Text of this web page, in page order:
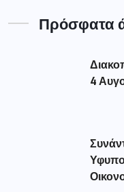
Πρόσφατα
4